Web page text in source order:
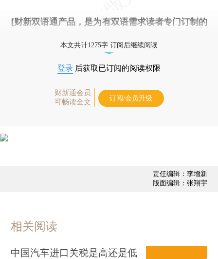
[财新双语通产品，是为有双语需求读者专门订制的
本文共计1275字 订阅后继续阅读
登录 后获取已订阅的阅读权限
财新通会员
可畅读全文
订阅/会员升级
责任编辑：李增新
版面编辑：张翔宇
相关阅读
中国汽车进口关税是高还是低